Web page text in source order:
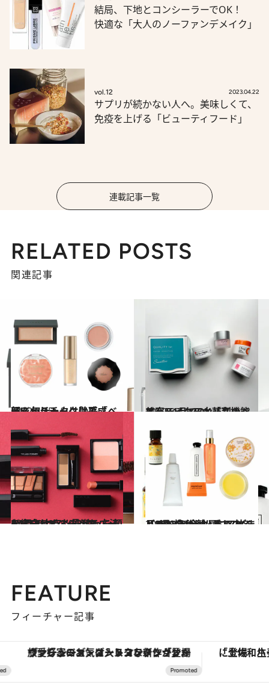
結局、下地とコンシーラーでOK！
快適な「大人のノーファンデメイク」
vol.12 2023.04.22
サプリが続かない人へ。美味しくて、
免疫を上げる「ビューティフード」
連載記事一覧
RELATED POSTS
関連記事
2022.7.25
ほんわりチークは平成顔!? 旬チークは艶感「ベージュ」！
ビューティ＆ヘルス 2022.6.2
美容ライター太鼓判のベスト5 1品でOK「高機能オールインワン」
ビューティ＆ヘルス
2022.10.8
KATEのコスメを使って 顔の余白とくすみをカバーし 目を大きく見せる方法を紹介します
ビューティ＆ヘルス 2022.9.26
【2022年 金木犀コスメまとめ】 入浴剤、ミスト、ハンドクリームまで 甘くどこか懐かしい香りの名品8選
ビューティ＆ヘルス
FEATURE
フィーチャー記事
ヴァシュロン・コンスタンタン「オーヴァーシーズ・オートマティック」。旅愛好家のお気に入りコレクションから、ジェンダーレスな新作が登場